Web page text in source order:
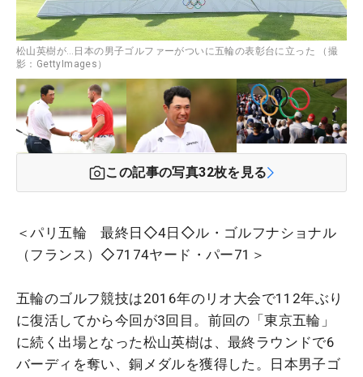
松山英樹が…日本の男子ゴルファーがついに五輪の表彰台に立った （撮
影：GettyImages）
この記事の写真32枚を見る
＜パリ五輪 最終日◇4日◇ル・ゴルフナショナル
（フランス）◇7174ヤード・パー71＞
五輪のゴルフ競技は2016年のリオ大会で112年ぶり
に復活してから今回が3回目。前回の「東京五輪」
に続く出場となった松山英樹は、最終ラウンドで6
バーディを奪い、銅メダルを獲得した。日本男子ゴ